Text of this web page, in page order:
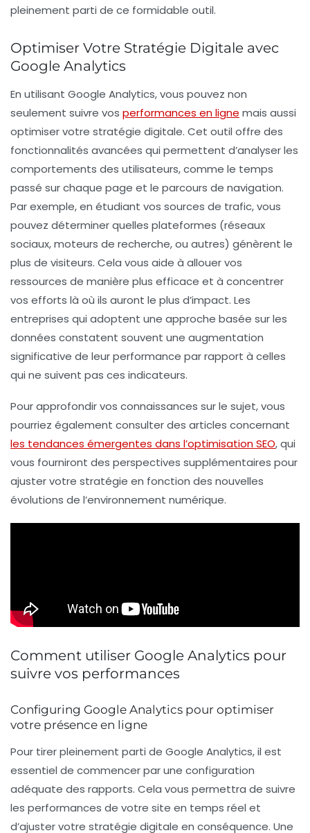
pleinement parti de ce formidable outil.
Optimiser Votre Stratégie Digitale avec
Google Analytics
En utilisant Google Analytics, vous pouvez non
seulement suivre vos performances en ligne mais aussi
optimiser votre stratégie digitale. Cet outil offre des
fonctionnalités avancées qui permettent d’analyser les
comportements des utilisateurs, comme le temps
passé sur chaque page et le parcours de navigation.
Par exemple, en étudiant vos sources de trafic, vous
pouvez déterminer quelles plateformes (réseaux
sociaux, moteurs de recherche, ou autres) génèrent le
plus de visiteurs. Cela vous aide à allouer vos
ressources de manière plus efficace et à concentrer
vos efforts là où ils auront le plus d’impact. Les
entreprises qui adoptent une approche basée sur les
données constatent souvent une augmentation
significative de leur performance par rapport à celles
qui ne suivent pas ces indicateurs.
Pour approfondir vos connaissances sur le sujet, vous
pourriez également consulter des articles concernant
les tendances émergentes dans l’optimisation SEO, qui
vous fourniront des perspectives supplémentaires pour
ajuster votre stratégie en fonction des nouvelles
évolutions de l’environnement numérique.
Comment utiliser Google Analytics pour
suivre vos performances
Configuring Google Analytics pour optimiser
votre présence en ligne
Pour tirer pleinement parti de Google Analytics, il est
essentiel de commencer par une configuration
adéquate des rapports. Cela vous permettra de suivre
les performances de votre site en temps réel et
d’ajuster votre stratégie digitale en conséquence. Une